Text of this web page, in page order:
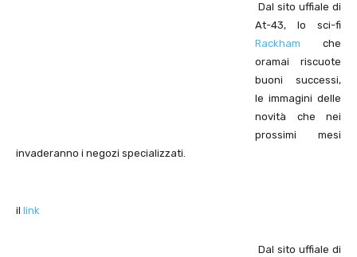
Dal sito uffiale di
At-43, lo sci-fi
Rackham che
oramai riscuote
buoni successi,
le immagini delle
novità che nei
prossimi mesi
invaderanno i negozi specializzati.
il link
Dal sito uffiale di